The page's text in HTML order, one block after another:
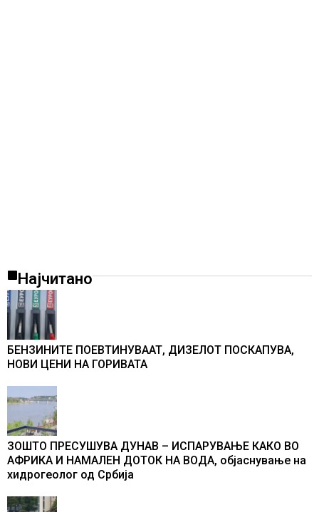
Најчитано
БЕНЗИНИТЕ ПОЕВТИНУВААТ, ДИЗЕЛОТ ПОСКАПУВА,
НОВИ ЦЕНИ НА ГОРИВАТА
ЗОШТО ПРЕСУШУВА ДУНАВ – ИСПАРУВАЊЕ КАКО ВО
АФРИКА И НАМАЛЕН ДОТОК НА ВОДА, објаснување на
хидрогеолог од Србија